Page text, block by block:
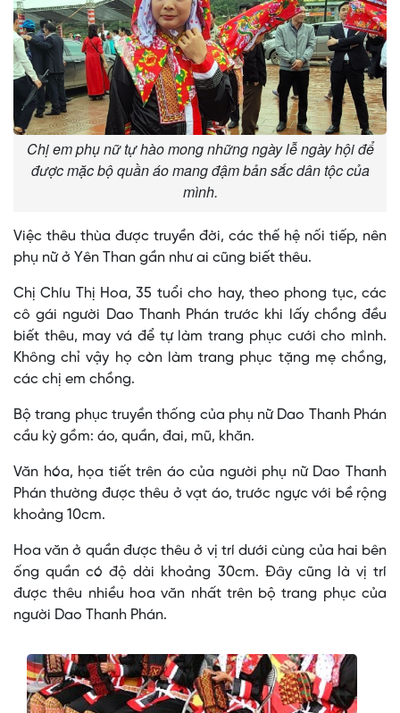
Chị em phụ nữ tự hào mong những ngày lễ ngày hội để
được mặc bộ quần áo mang đậm bản sắc dân tộc của
mình.
Việc thêu thùa được truyền đời, các thế hệ nối tiếp, nên
phụ nữ ở Yên Than gần như ai cũng biết thêu.
Chị Chíu Thị Hoa, 35 tuổi cho hay, theo phong tục, các
cô gái người Dao Thanh Phán trước khi lấy chồng đều
biết thêu, may vá để tự làm trang phục cưới cho mình.
Không chỉ vậy họ còn làm trang phục tặng mẹ chồng,
các chị em chồng.
Bộ trang phục truyền thống của phụ nữ Dao Thanh Phán
cầu kỳ gồm: áo, quần, đai, mũ, khăn.
Văn hóa, họa tiết trên áo của người phụ nữ Dao Thanh
Phán thường được thêu ở vạt áo, trước ngực với bề rộng
khoảng 10cm.
Hoa văn ở quần được thêu ở vị trí dưới cùng của hai bên
ống quần có độ dài khoảng 30cm. Đây cũng là vị trí
được thêu nhiều hoa văn nhất trên bộ trang phục của
người Dao Thanh Phán.